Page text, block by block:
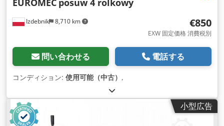
Izdebnik 8,710 km
EUROMEC posuw 4 rolkowy
€850
EXW 固定価格 消費税別
問い合わせる 電話する
コンディション: 使用可能（中古） ,
小型広告